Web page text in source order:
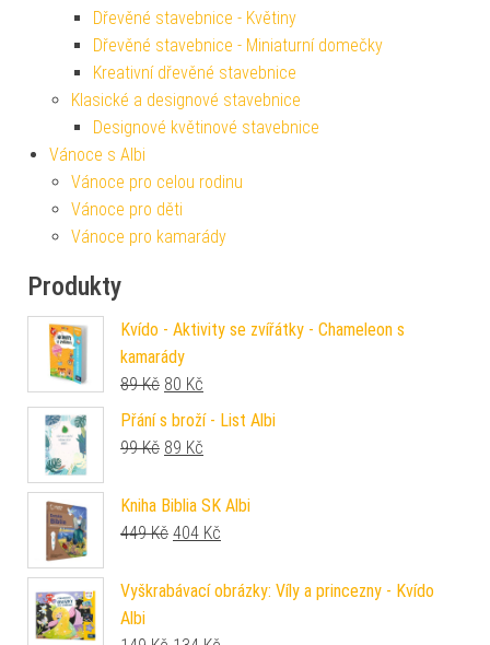
Dřevěné stavebnice - Květiny
Dřevěné stavebnice - Miniaturní domečky
Kreativní dřevěné stavebnice
Klasické a designové stavebnice
Designové květinové stavebnice
Vánoce s Albi
Vánoce pro celou rodinu
Vánoce pro děti
Vánoce pro kamarády
Produkty
Kvído - Aktivity se zvířátky - Chameleon s
kamarády
89Kč Původní cena byla: 89 Kč.
80 Kč
Přání s broží - List Albi
99Kč Původní cena byla: 99 Kč.
89 Kč
Kniha Biblia SK Albi
449Kč Původní cena byla: 449 Kč.
404 Kč
Vyškrabávací obrázky: Víly a princezny - Kvído
Albi